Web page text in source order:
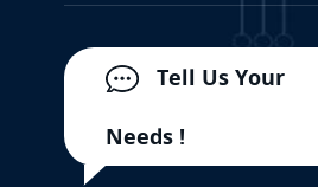
Tell Us Your
Needs !